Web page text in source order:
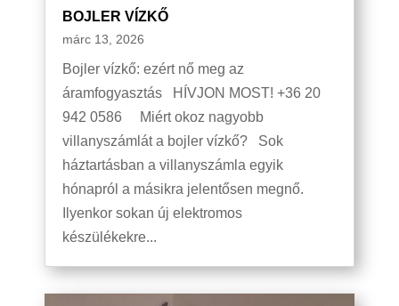
BOJLER VÍZKŐ
márc 13, 2026
Bojler vízkő: ezért nő meg az
áramfogyasztás HÍVJON MOST! +36 20
942 0586 Miért okoz nagyobb
villanyszámlát a bojler vízkő? Sok
háztartásban a villanyszámla egyik
hónapról a másikra jelentősen megnő.
Ilyenkor sokan új elektromos
készülékekre...